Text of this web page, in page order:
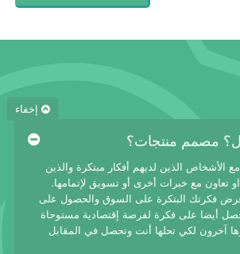
إخفاء
مصمم منتجات؟
الأشخاص الذين لديهم أفكار مبتكرة والذين
تعاون مع خبرات أخرى أو تسويق لإتمامها.
فكرتك البتكرة على السوق والحصول على
أيضا على فكرة لفرصة إقتصادية مستوحاة
آخرون لكي تحلها أنت وتحصل في المقابل